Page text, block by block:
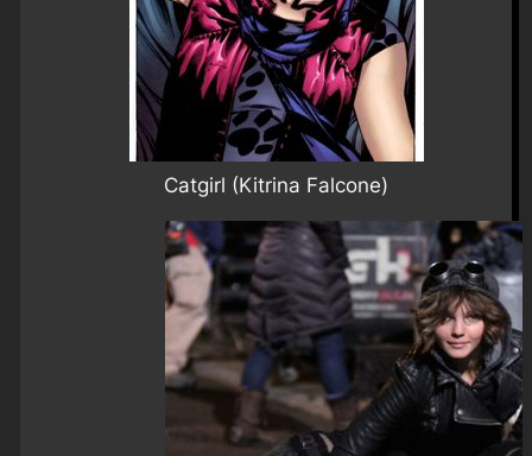
Catgirl (Kitrina Falcone)